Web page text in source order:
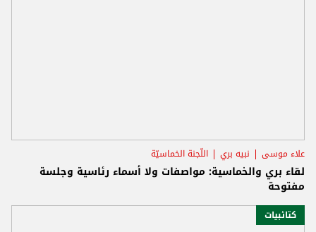
علاء موسى نبيه بري اللّجنة الخماسيّة
لقاء بري والخماسية: مواصفات ولا أسماء رئاسية وجلسة
مفتوحة
كتائبيات